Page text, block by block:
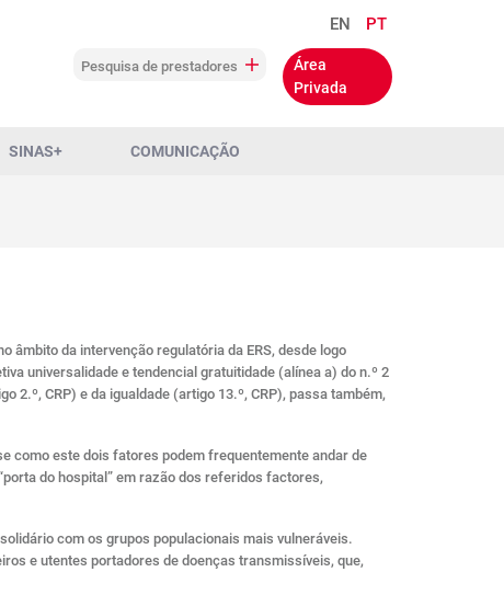
EN PT
Área
Privada
Pesquisa de prestadores
SINAS+ COMUNICAÇÃO
da intervenção regulatória da ERS, desde logo
universalidade e tendencial gratuitidade (alínea a) do n.º 2
2.º, CRP) e da igualdade (artigo 13.º, CRP), passa também,
como este dois fatores podem frequentemente andar de
do hospital” em razão dos referidos factores,
com os grupos populacionais mais vulneráveis.
e utentes portadores de doenças transmissíveis, que,